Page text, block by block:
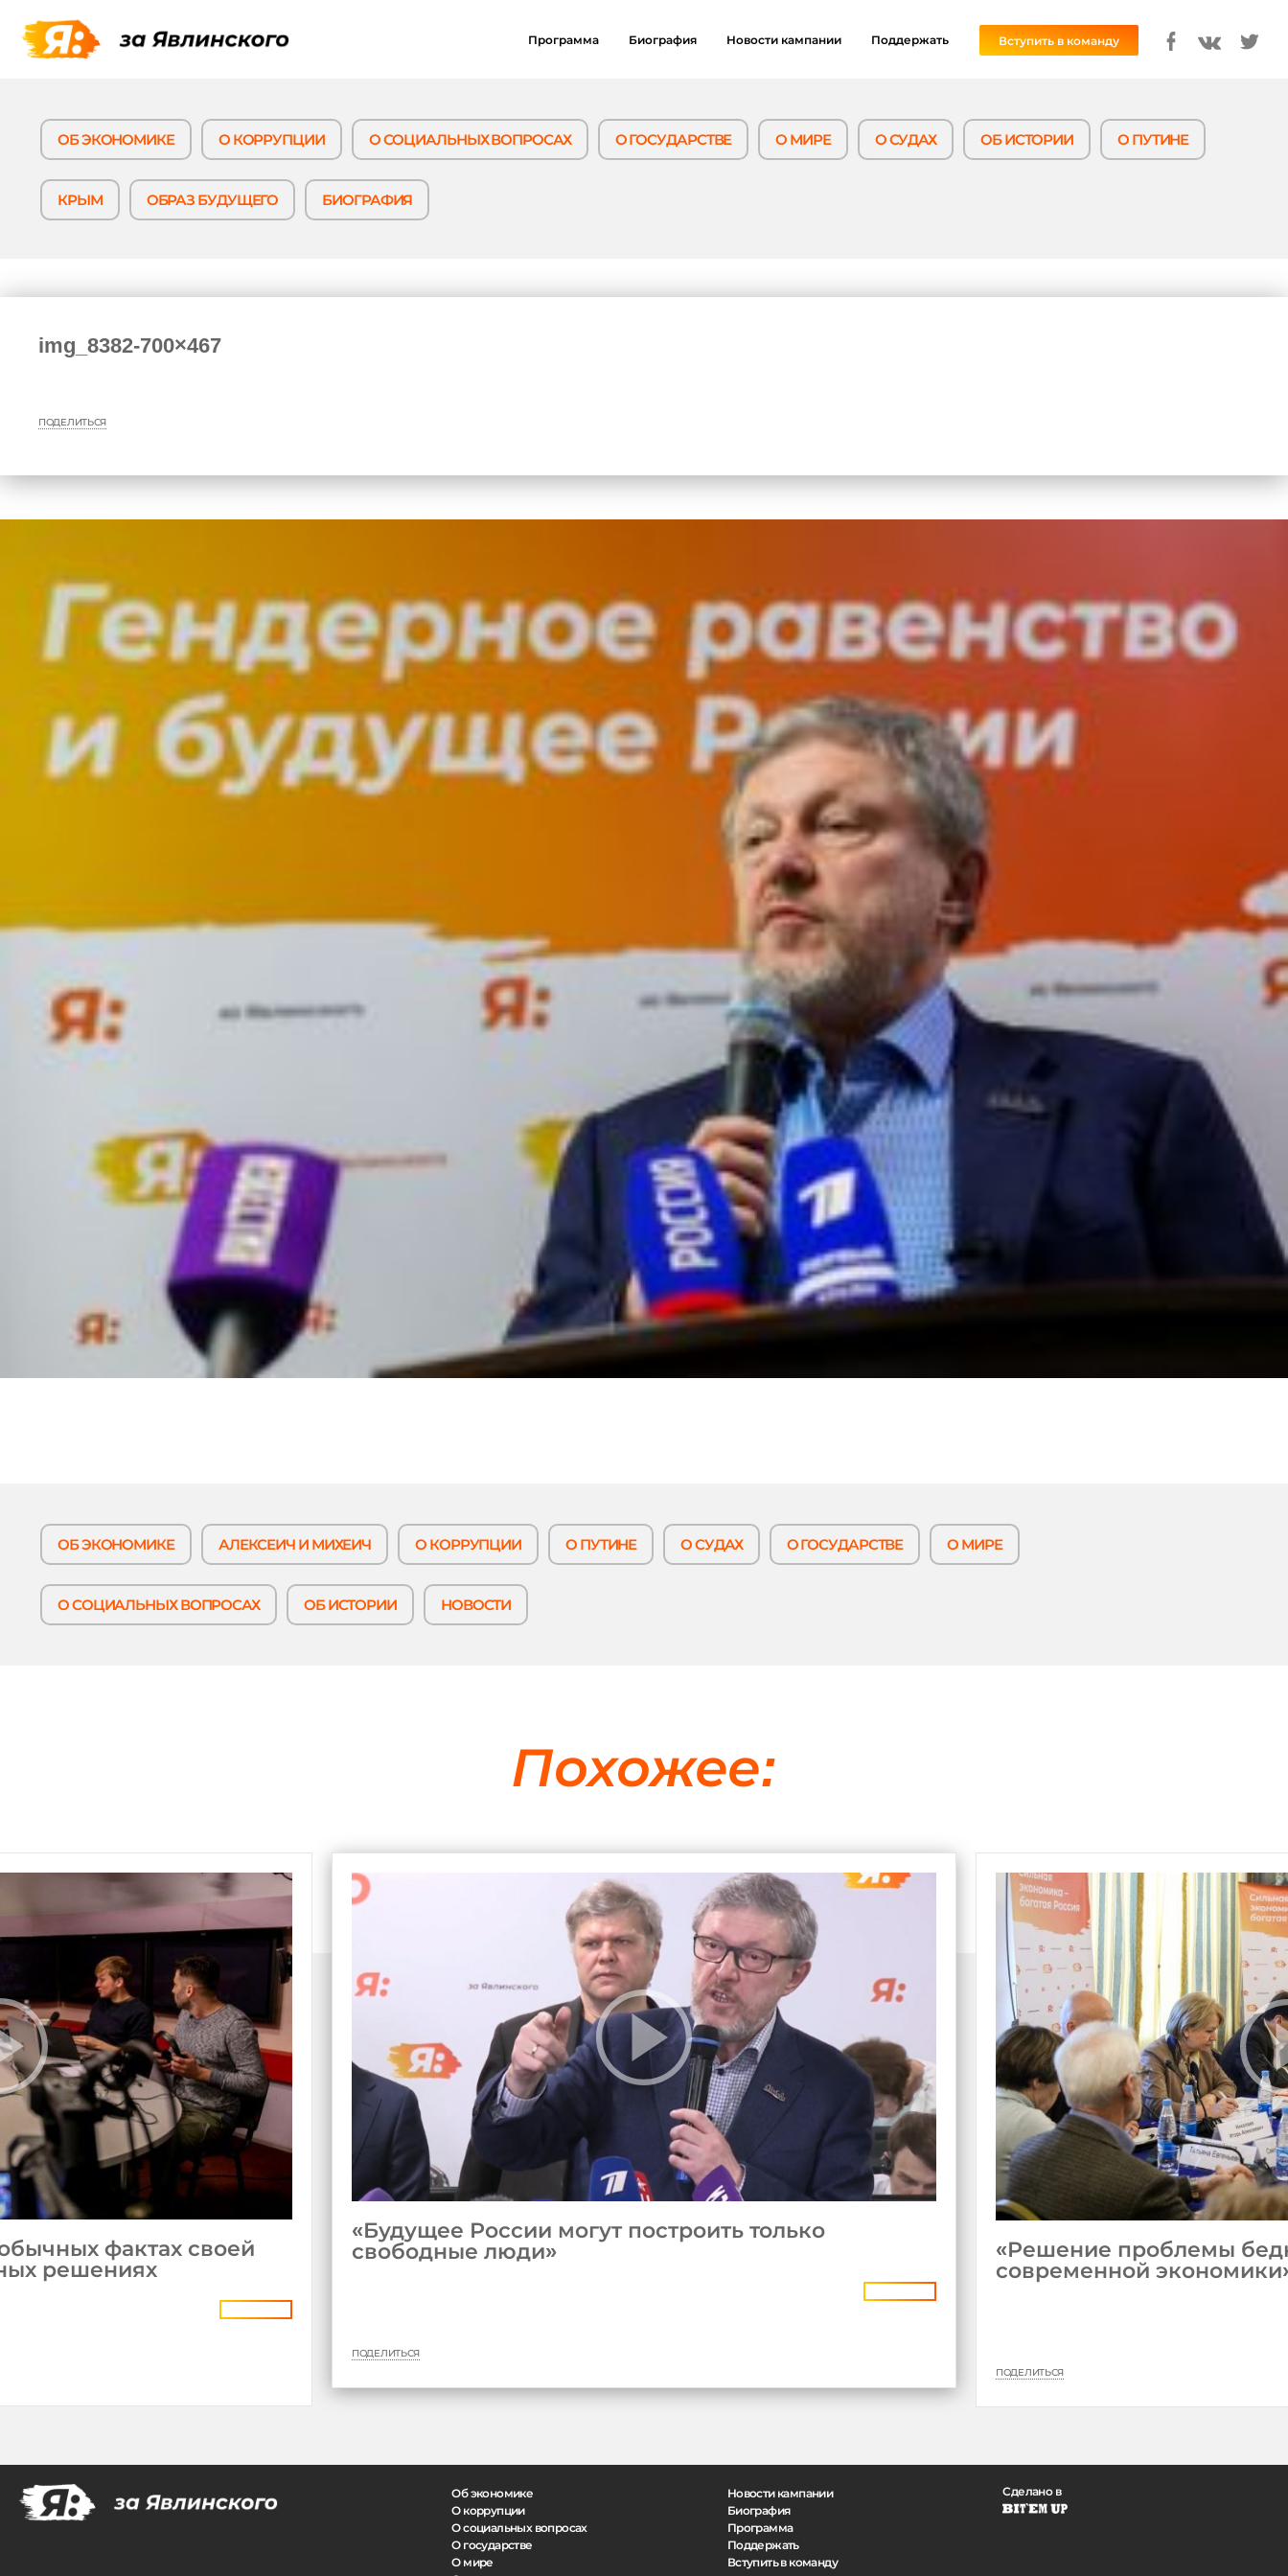
Вступить в команду
Программа Биография Новости кампании Поддержать
Программа
Биография
ОБ ЭКОНОМИКЕ О КОРРУПЦИИ О СОЦИАЛЬНЫХ ВОПРОСАХ О ГОСУДАРСТВЕ О МИРЕ О СУДАХ ОБ ИСТОРИИ О ПУТИНЕ
КРЫМ ОБРАЗ БУДУЩЕГО БИОГРАФИЯ
img_8382-700×467
ПОДЕЛИТЬСЯ
ОБ ЭКОНОМИКЕ АЛЕКСЕИЧ И МИХЕИЧ О КОРРУПЦИИ О ПУТИНЕ О СУДАХ О ГОСУДАРСТВЕ О МИРЕ
О СОЦИАЛЬНЫХ ВОПРОСАХ ОБ ИСТОРИИ НОВОСТИ
Похожее:
фактах своей
решениях
«Будущее России могут построить только
свободные люди»
ПОДЕЛИТЬСЯ
«Решение проблемы
современной
ПОДЕЛИТЬСЯ
Об экономике
О коррупции
О социальных вопросах
О государстве
О мире
Новости кампании
Биография
Программа
Поддержать
Вступить в команду
Сделано в